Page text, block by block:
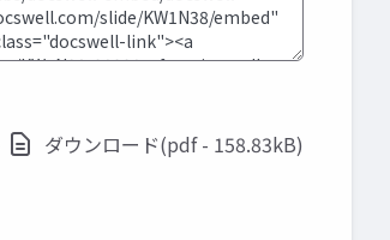
ダウンロード(pdf - 158.83kB)